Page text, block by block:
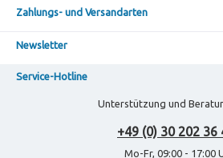
Zahlungs- und Versandarten
Newsletter
Service-Hotline
Unterstützung und
+49 (0) 30 202 36
Mo-Fr, 09:00 - 17:00